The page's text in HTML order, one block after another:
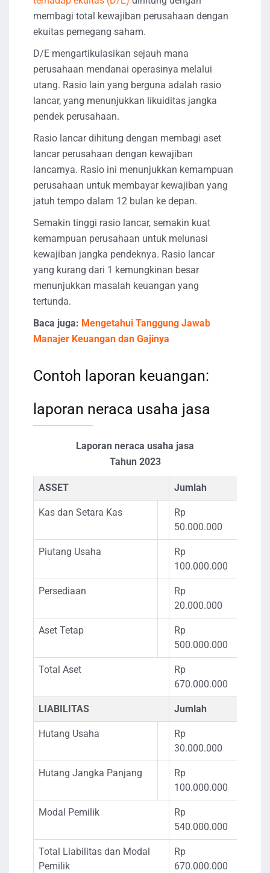
membagi total kewajiban perusahaan dengan
ekuitas pemegang saham.
D/E mengartikulasikan sejauh mana
perusahaan mendanai operasinya melalui
utang. Rasio lain yang berguna adalah rasio
lancar, yang menunjukkan likuiditas jangka
pendek perusahaan.
Rasio lancar dihitung dengan membagi aset
lancar perusahaan dengan kewajiban
lancarnya. Rasio ini menunjukkan kemampuan
perusahaan untuk membayar kewajiban yang
jatuh tempo dalam 12 bulan ke depan.
Semakin tinggi rasio lancar, semakin kuat
kemampuan perusahaan untuk melunasi
kewajiban jangka pendeknya. Rasio lancar
yang kurang dari 1 kemungkinan besar
menunjukkan masalah keuangan yang
tertunda.
Baca juga: Mengetahui Tanggung Jawab
Manajer Keuangan dan Gajinya
Contoh laporan keuangan:
laporan neraca usaha jasa
Laporan neraca usaha jasa
Tahun 2023
ASSET Jumlah
Kas dan Setara Kas
Rp
50.000.000
Piutang Usaha
Rp
100.000.000
Persediaan
Rp
20.000.000
Aset Tetap
Rp
500.000.000
Total Aset
Rp
670.000.000
LIABILITAS Jumlah
Hutang Usaha
Rp
30.000.000
Hutang Jangka Panjang
Rp
100.000.000
Modal Pemilik
Rp
540.000.000
Total Liabilitas dan Modal
Pemilik
Rp
670.000.000